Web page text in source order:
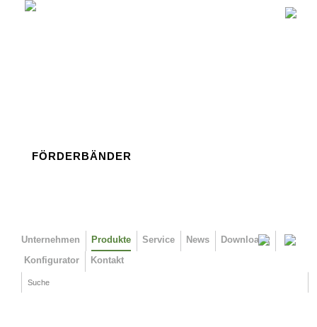
Direkt zum Inhalt
FÖRDERBÄNDER
Unternehmen Produkte Service News
Downloads
Konfigurator
Kontakt
Suchformular
Suche